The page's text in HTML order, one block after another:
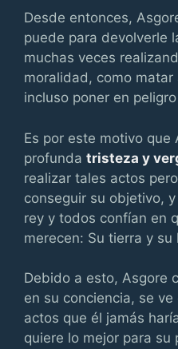
Desde entonces,
puede para devolverle
muchas veces
moralidad, como
incluso poner en
Es por este motivo que
profunda tristeza y
realizar tales actos
conseguir su objetivo,
rey y todos confían en
merecen: Su tierra y
Debido a esto, Asgore
en su conciencia, se
actos que él jamás
quiere lo mejor para su